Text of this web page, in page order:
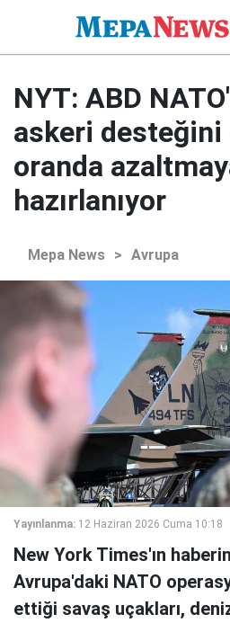
NYT: ABD
askeri desteğini
oranda
hazırlanıyor
Mepa News > Avrupa
Yayınlanma: 12 Haziran 2026 Cuma 10:18
New York Times'ın
Avrupa'daki NATO
ettiği savaş uçakları,